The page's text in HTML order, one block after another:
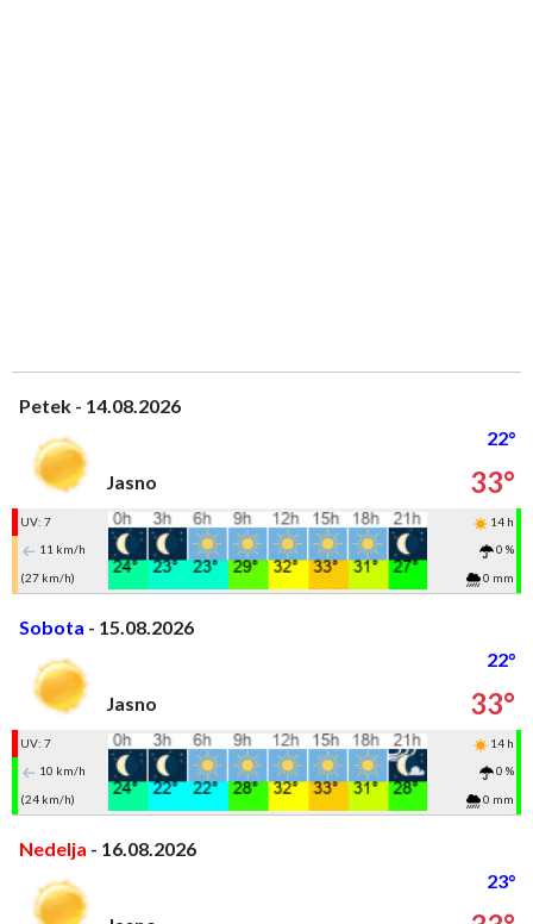
Petek - 14.08.2026
22°
Jasno
33°
UV: 7
14 h
11 km/h
0 %
(27 km/h)
0 mm
Sobota - 15.08.2026
22°
Jasno
33°
UV: 7
14 h
10 km/h
0 %
(24 km/h)
0 mm
Nedelja - 16.08.2026
23°